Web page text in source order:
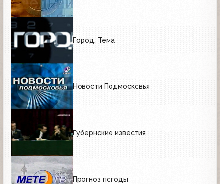
Город. Тема
Новости Подмосковья
Губернские известия
Прогноз погоды